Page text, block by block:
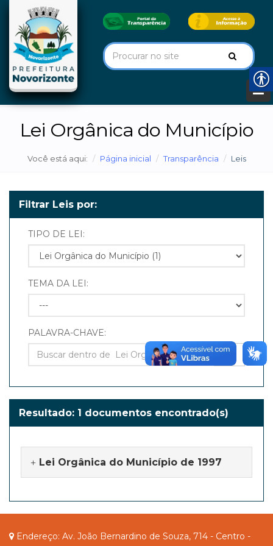
Lei Orgânica do Município
Você está aqui: Página inicial Transparência Leis
Filtrar Leis por:
TIPO DE LEI:
TEMA DA LEI:
PALAVRA-CHAVE:
Resultado: 1 documentos encontrado(s)
Lei Orgânica do Município de 1997
Endereço: Av. João Bernardino de Souza, 714 - Centro -